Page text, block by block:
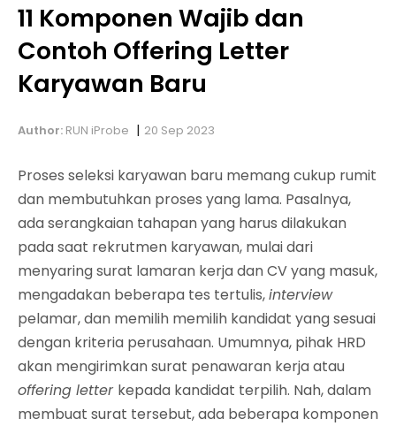
11 Komponen Wajib dan
Contoh Offering Letter
Karyawan Baru
Author: RUN iProbe | 20 Sep 2023
Proses seleksi karyawan baru memang cukup rumit
dan membutuhkan proses yang lama. Pasalnya,
ada serangkaian tahapan yang harus dilakukan
pada saat rekrutmen karyawan, mulai dari
menyaring surat lamaran kerja dan CV yang masuk,
mengadakan beberapa tes tertulis,interview
pelamar, dan memilih memilih kandidat yang sesuai
dengan kriteria perusahaan. Umumnya, pihak HRD
akan mengirimkan surat penawaran kerja atau
offering letter kepada kandidat terpilih. Nah, dalam
membuat surat tersebut, ada beberapa komponen